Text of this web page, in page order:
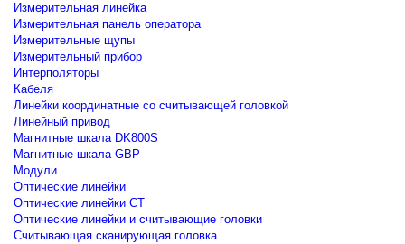
Измерительная линейка
Измерительная панель оператора
Измерительные щупы
Измерительный прибор
Интерполяторы
Кабеля
Линейки координатные со считывающей головкой
Линейный привод
Магнитные шкала DK800S
Магнитные шкала GBP
Модули
Оптические линейки
Оптические линейки CT
Оптические линейки и считывающие головки
Считывающая сканирующая головка